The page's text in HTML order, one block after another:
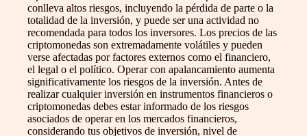
conlleva altos riesgos, incluyendo la pérdida de parte o la
totalidad de la inversión, y puede ser una actividad no
recomendada para todos los inversores. Los precios de las
criptomonedas son extremadamente volátiles y pueden
verse afectadas por factores externos como el financiero,
el legal o el político. Operar con apalancamiento aumenta
significativamente los riesgos de la inversión. Antes de
realizar cualquier inversión en instrumentos financieros o
criptomonedas debes estar informado de los riesgos
asociados de operar en los mercados financieros,
considerando tus objetivos de inversión, nivel de